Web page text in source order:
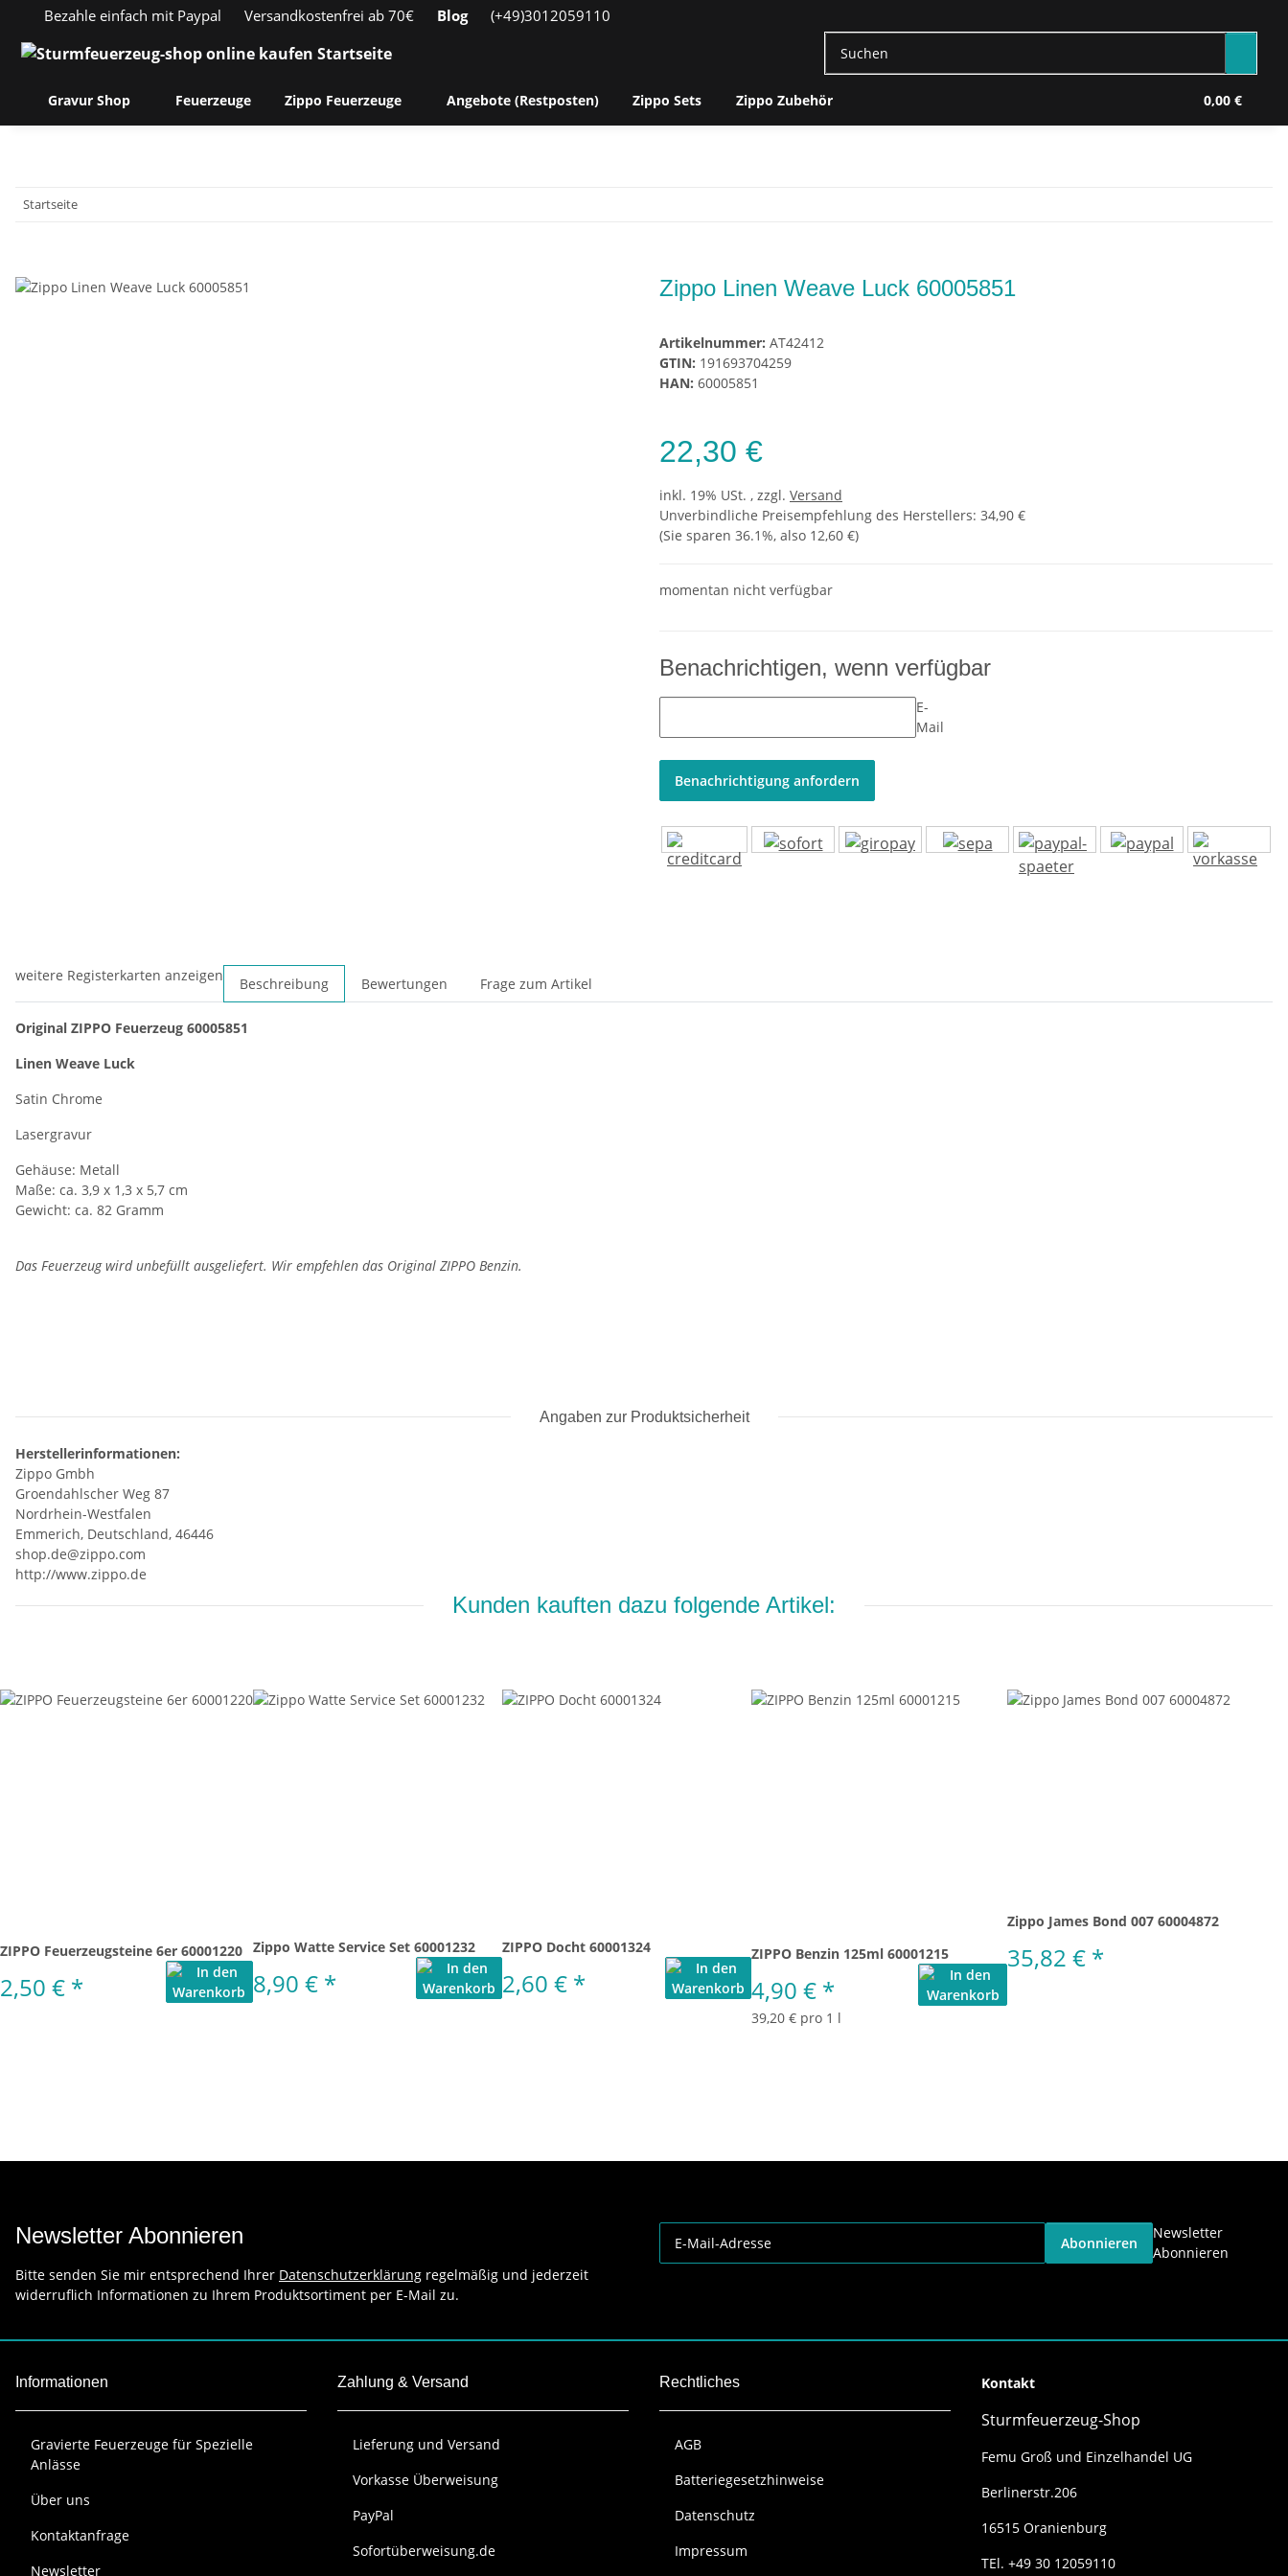
Bezahle einfach mit Paypal Versandkostenfrei ab 70€ Blog (+49)3012059110
Gravur Shop Feuerzeuge Zippo Feuerzeuge Angebote (Restposten) Zippo Sets Zippo Zubehör 0,00 €
Startseite
Zippo Linen Weave Luck 60005851
Artikelnummer: AT42412
GTIN: 191693704259
HAN: 60005851
22,30 €
inkl. 19% USt. , zzgl. Versand
Unverbindliche Preisempfehlung des Herstellers: 34,90 €
(Sie sparen 36.1%, also 12,60 €)
momentan nicht verfügbar
Benachrichtigen, wenn verfügbar
E-
Mail
Benachrichtigung anfordern
weitere Registerkarten anzeigen Beschreibung Bewertungen Frage zum Artikel
Original ZIPPO Feuerzeug 60005851
Linen Weave Luck
Satin Chrome
Lasergravur
Gehäuse: Metall
Maße: ca. 3,9 x 1,3 x 5,7 cm
Gewicht: ca. 82 Gramm
Das Feuerzeug wird unbefüllt ausgeliefert. Wir empfehlen das Original ZIPPO Benzin.
Angaben zur Produktsicherheit
Herstellerinformationen:
Zippo Gmbh
Groendahlscher Weg 87
Nordrhein-Westfalen
Emmerich, Deutschland, 46446
shop.de@zippo.com
http://www.zippo.de
Kunden kauften dazu folgende Artikel:
ZIPPO Feuerzeugsteine 6er 60001220
2,50 € *
Zippo Watte Service Set 60001232
8,90 € *
ZIPPO Docht 60001324
2,60 € *
ZIPPO Benzin 125ml 60001215
4,90 € *
39,20 € pro 1 l
Zippo James Bond 007 60004872
35,82 € *
Newsletter Abonnieren
Bitte senden Sie mir entsprechend Ihrer Datenschutzerklärung regelmäßig und jederzeit
widerruflich Informationen zu Ihrem Produktsortiment per E-Mail zu.
Abonnieren
Newsletter
Abonnieren
Informationen
Gravierte Feuerzeuge für Spezielle
Anlässe
Über uns
Kontaktanfrage
Newsletter
Zahlung & Versand
Lieferung und Versand
Vorkasse Überweisung
PayPal
Sofortüberweisung.de
Rechtliches
AGB
Batteriegesetzhinweise
Datenschutz
Impressum
Kontakt
Sturmfeuerzeug-Shop
Femu Groß und Einzelhandel UG
Berlinerstr.206
16515 Oranienburg
TEl. +49 30 12059110